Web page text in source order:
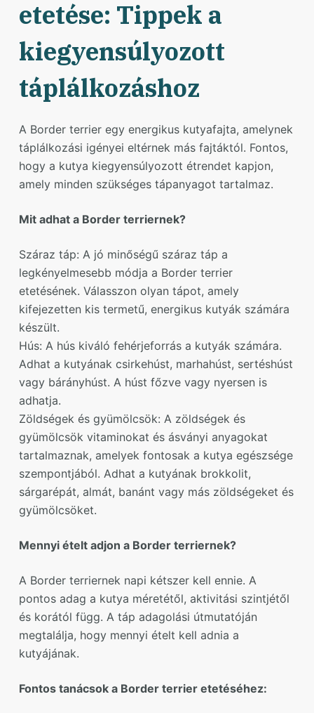
etetése: Tippek a
kiegyensúlyozott
táplálkozáshoz
A Border terrier egy energikus kutyafajta, amelynek
táplálkozási igényei eltérnek más fajtáktól. Fontos,
hogy a kutya kiegyensúlyozott étrendet kapjon,
amely minden szükséges tápanyagot tartalmaz.
Mit adhat a Border terriernek?
Száraz táp: A jó minőségű száraz táp a
legkényelmesebb módja a Border terrier
etetésének. Válasszon olyan tápot, amely
kifejezetten kis termetű, energikus kutyák számára
készült.
Hús: A hús kiváló fehérjeforrás a kutyák számára.
Adhat a kutyának csirkehúst, marhahúst, sertéshúst
vagy bárányhúst. A húst főzve vagy nyersen is
adhatja.
Zöldségek és gyümölcsök: A zöldségek és
gyümölcsök vitaminokat és ásványi anyagokat
tartalmaznak, amelyek fontosak a kutya egészsége
szempontjából. Adhat a kutyának brokkolit,
sárgarépát, almát, banánt vagy más zöldségeket és
gyümölcsöket.
Mennyi ételt adjon a Border terriernek?
A Border terriernek napi kétszer kell ennie. A
pontos adag a kutya méretétől, aktivitási szintjétől
és korától függ. A táp adagolási útmutatóján
megtalálja, hogy mennyi ételt kell adnia a
kutyájának.
Fontos tanácsok a Border terrier etetéséhez: